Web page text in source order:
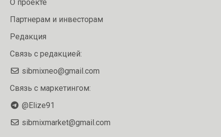
О проекте
Партнерам и инвесторам
Редакция
Связь с редакцией:
sibmixneo@gmail.com
Связь с маркетингом:
@Elize91
sibmixmarket@gmail.com